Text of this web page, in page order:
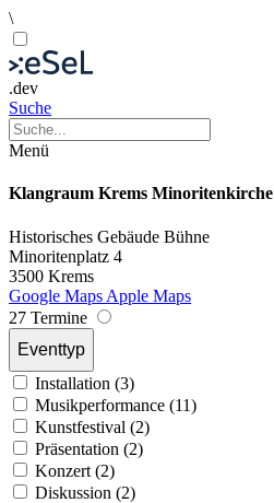
\
.dev
Suche
Menü
Klangraum Krems Minoritenkirche
Historisches Gebäude Bühne
Minoritenplatz 4
3500 Krems
Google Maps Apple Maps
27 Termine
Eventtyp
Installation (3)
Musikperformance (11)
Kunstfestival (2)
Präsentation (2)
Konzert (2)
Diskussion (2)